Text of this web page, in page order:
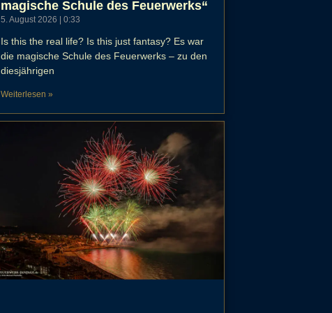
magische Schule des Feuerwerks“
5. August 2026 0:33
Is this the real life? Is this just fantasy? Es war
die magische Schule des Feuerwerks – zu den
diesjährigen
Weiterlesen »